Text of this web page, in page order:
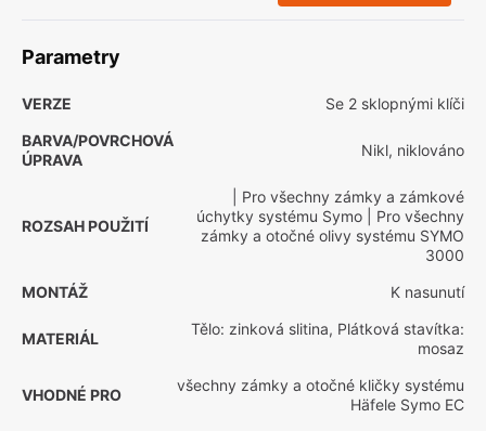
Parametry
VERZE
Se 2 sklopnými klíči
BARVA/POVRCHOVÁ
ÚPRAVA
Nikl, niklováno
ROZSAH POUŽITÍ
| Pro všechny zámky a zámkové
úchytky systému Symo | Pro všechny
zámky a otočné olivy systému SYMO
3000
MONTÁŽ
K nasunutí
MATERIÁL
Tělo: zinková slitina, Plátková stavítka:
mosaz
VHODNÉ PRO
všechny zámky a otočné kličky systému
Häfele Symo EC